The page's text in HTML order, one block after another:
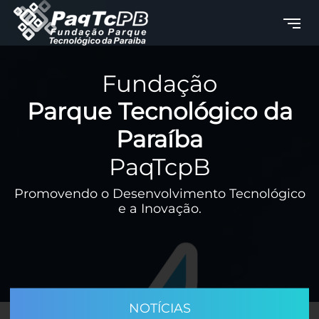
Fundação
Parque Tecnológico da
Paraíba
PaqTcpB
Promovendo o Desenvolvimento Tecnológico
e a Inovação.
NOTÍCIAS